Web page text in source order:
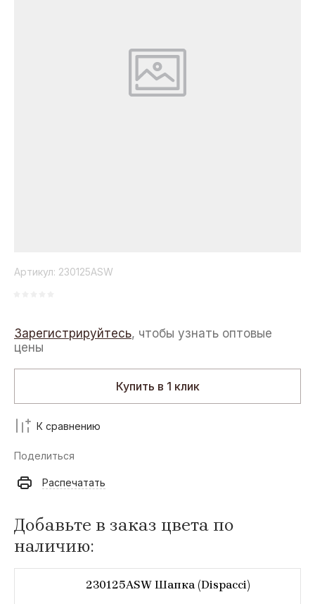
Артикул: 230125ASW
Зарегистрируйтесь, чтобы узнать оптовые
цены
Купить в 1 клик
К сравнению
Поделиться
Распечатать
Добавьте в заказ цвета по
наличию:
230125ASW Шапка (Dispacci)